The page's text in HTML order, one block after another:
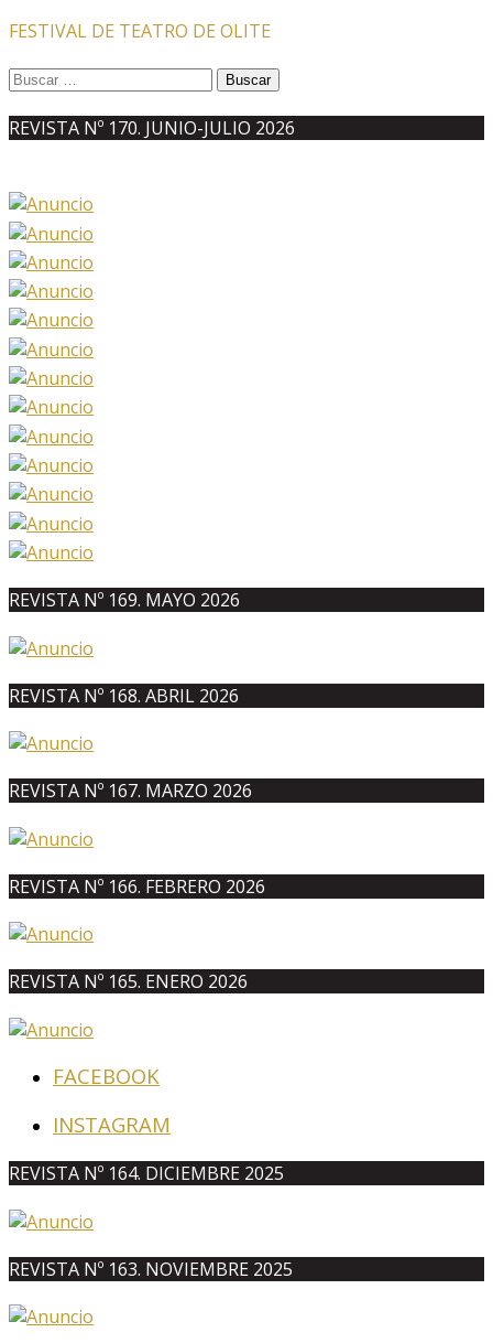
FESTIVAL DE TEATRO DE OLITE
Buscar:
REVISTA Nº 170. JUNIO-JULIO 2026
REVISTA Nº 169. MAYO 2026
REVISTA Nº 168. ABRIL 2026
REVISTA Nº 167. MARZO 2026
REVISTA Nº 166. FEBRERO 2026
REVISTA Nº 165. ENERO 2026
FACEBOOK
INSTAGRAM
REVISTA Nº 164. DICIEMBRE 2025
REVISTA Nº 163. NOVIEMBRE 2025